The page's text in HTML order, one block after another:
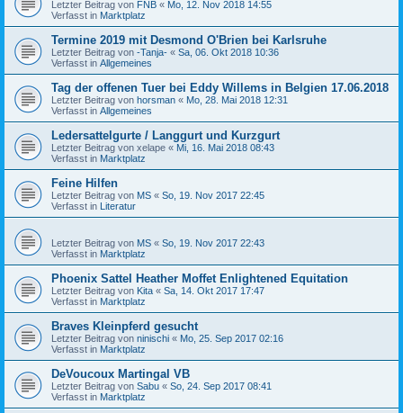
Letzter Beitrag von FNB « Mo, 12. Nov 2018 14:55
Verfasst in Marktplatz
Termine 2019 mit Desmond O'Brien bei Karlsruhe
Letzter Beitrag von -Tanja- « Sa, 06. Okt 2018 10:36
Verfasst in Allgemeines
Tag der offenen Tuer bei Eddy Willems in Belgien 17.06.2018
Letzter Beitrag von horsman « Mo, 28. Mai 2018 12:31
Verfasst in Allgemeines
Ledersattelgurte / Langgurt und Kurzgurt
Letzter Beitrag von xelape « Mi, 16. Mai 2018 08:43
Verfasst in Marktplatz
Feine Hilfen
Letzter Beitrag von MS « So, 19. Nov 2017 22:45
Verfasst in Literatur
Letzter Beitrag von MS « So, 19. Nov 2017 22:43
Verfasst in Marktplatz
Phoenix Sattel Heather Moffet Enlightened Equitation
Letzter Beitrag von Kita « Sa, 14. Okt 2017 17:47
Verfasst in Marktplatz
Braves Kleinpferd gesucht
Letzter Beitrag von ninischi « Mo, 25. Sep 2017 02:16
Verfasst in Marktplatz
DeVoucoux Martingal VB
Letzter Beitrag von Sabu « So, 24. Sep 2017 08:41
Verfasst in Marktplatz